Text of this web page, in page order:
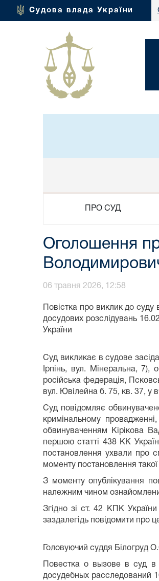
Судова влада України
ПРО СУД
Оголошення
06 травня 2026, 12:58
Повістка про виклик до
досудових розслідувань
України
Суд викликає в судове
Ірпінь, вул. Мінеральна,
російська федерація,
вул. Ювілейна б. 75, кв. 37, у
Суд повідомляє
кримінальному
обвинуваченням Кірікова
першою статті 438 КК
постановлення ухвали про
моменту постановлення
З моменту опублікування
належним чином
Згідно зі ст. 42 КПК
заздалегідь повідомити про
Головуючий суддя Білогруд
Повестка о вызове в суд
досудебных расследований